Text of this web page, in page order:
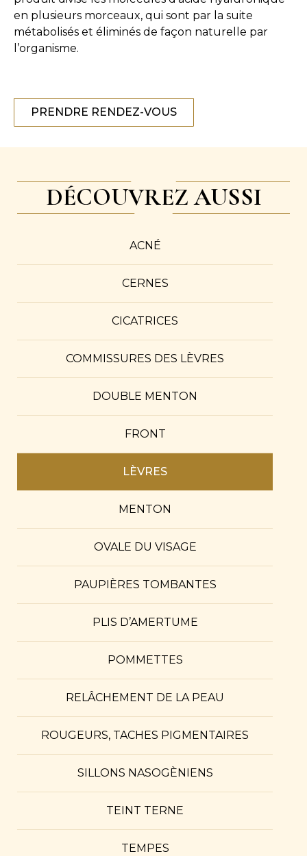
en plusieurs morceaux, qui sont par la suite
métabolisés et éliminés de façon naturelle par
l’organisme.
PRENDRE RENDEZ-VOUS
DÉCOUVREZ AUSSI
ACNÉ
CERNES
CICATRICES
COMMISSURES DES LÈVRES
DOUBLE MENTON
FRONT
LÈVRES
MENTON
OVALE DU VISAGE
PAUPIÈRES TOMBANTES
PLIS D’AMERTUME
POMMETTES
RELÂCHEMENT DE LA PEAU
ROUGEURS, TACHES PIGMENTAIRES
SILLONS NASOGÈNIENS
TEINT TERNE
TEMPES